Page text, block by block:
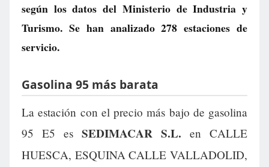
según los datos del Ministerio de Industria y
Turismo. Se han analizado 278 estaciones de
servicio.
Gasolina 95 más barata
La estación con el precio más bajo de gasolina
95 E5 es SEDIMACAR S.L. en CALLE
HUESCA, ESQUINA CALLE VALLADOLID,